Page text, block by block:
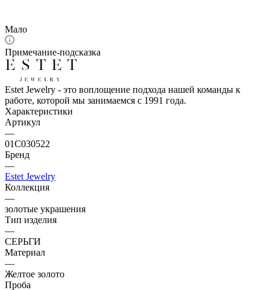
Мало
Примечание-подсказка
Estet Jewelry - это воплощение подхода нашей команды к
работе, которой мы занимаемся с 1991 года.
Характеристики
Артикул
—
01С030522
Бренд
—
Estet Jewelry
Коллекция
—
золотые украшения
Тип изделия
—
СЕРЬГИ
Материал
—
Желтое золото
Проба